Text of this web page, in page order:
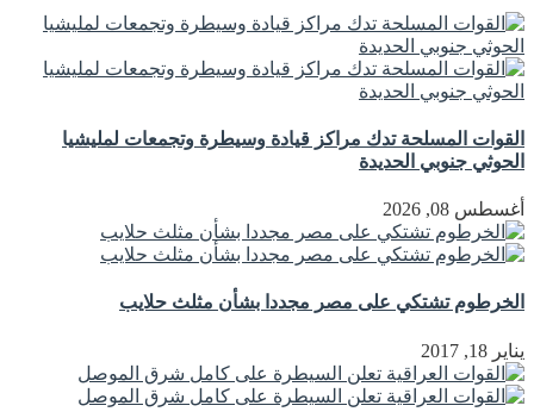
القوات المسلحة تدك مراكز قيادة وسيطرة وتجمعات لمليشيا
الحوثي جنوبي الحديدة
أغسطس 08, 2026
الخرطوم تشتكي على مصر مجددا بشأن مثلث حلايب
يناير 18, 2017